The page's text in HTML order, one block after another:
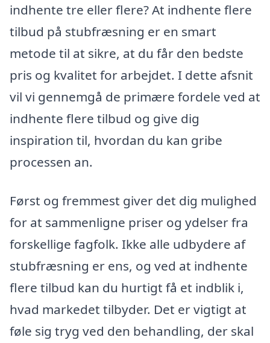
indhente tre eller flere? At indhente flere
tilbud på stubfræsning er en smart
metode til at sikre, at du får den bedste
pris og kvalitet for arbejdet. I dette afsnit
vil vi gennemgå de primære fordele ved at
indhente flere tilbud og give dig
inspiration til, hvordan du kan gribe
processen an.
Først og fremmest giver det dig mulighed
for at sammenligne priser og ydelser fra
forskellige fagfolk. Ikke alle udbydere af
stubfræsning er ens, og ved at indhente
flere tilbud kan du hurtigt få et indblik i,
hvad markedet tilbyder. Det er vigtigt at
føle sig tryg ved den behandling, der skal